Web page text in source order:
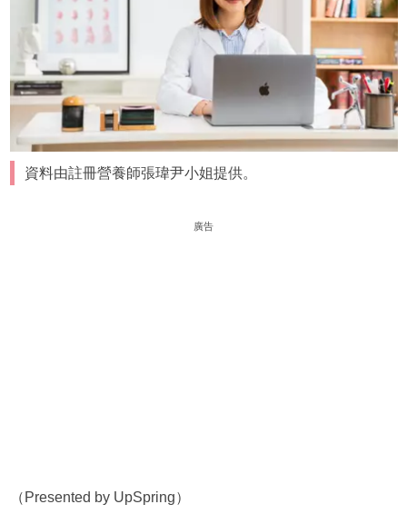
資料由註冊營養師張瑋尹小姐提供。
廣告
（Presented by UpSpring）